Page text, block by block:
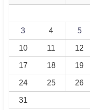
3 4 5
10 11 12
17 18 19
24 25 26
31